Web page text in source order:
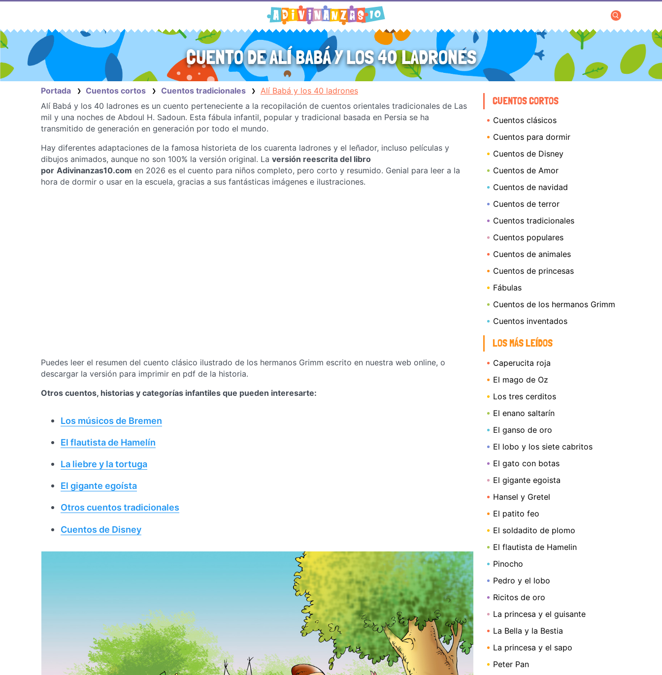
Saltar
CUENTOS CORTOS
Cuentos clásicos
Cuentos para dormir
Cuentos de Disney
Cuentos de Amor
Cuentos de navidad
Cuentos de terror
Cuentos tradicionales
Cuentos populares
Cuentos de animales
Cuentos de princesas
Fábulas
Cuentos de los hermanos Grimm
Cuentos inventados
LOS MÁS LEÍDOS
Caperucita roja
El mago de Oz
Los tres cerditos
El enano saltarín
El ganso de oro
El lobo y los siete cabritos
El gato con botas
El gigante egoista
Hansel y Gretel
El patito feo
El soldadito de plomo
El flautista de Hamelin
Pinocho
Pedro y el lobo
Ricitos de oro
La princesa y el guisante
La Bella y la Bestia
La princesa y el sapo
Peter Pan
CUENTO DE ALÍ BABÁ Y LOS 40 LADRONES
Portada ❯ Cuentos cortos ❯ Cuentos tradicionales ❯
Alí Babá y los 40 ladrones
Alí Babá y los 40 ladrones es un cuento perteneciente a la recopilación de cuentos orientales tradicionales de Las
mil y una noches de Abdoul H. Sadoun. Esta fábula infantil, popular y tradicional basada en Persia se ha
transmitido de generación en generación por todo el mundo.
Hay diferentes adaptaciones de la famosa historieta de los cuarenta ladrones y el leñador, incluso películas y
dibujos animados, aunque no son 100% la versión original. Laversión reescrita del libro
por Adivinanzas10.com en 2026 es el cuento para niños completo, pero corto y resumido. Genial para leer a la
hora de dormir o usar en la escuela, gracias a sus fantásticas imágenes e ilustraciones.
Puedes leer el resumen del cuento clásico ilustrado de los hermanos Grimm escrito en nuestra web online, o
descargar la versión para imprimir en pdf de la historia.
Otros cuentos, historias y categorías infantiles que pueden interesarte:
Los músicos de Bremen
El flautista de Hamelín
La liebre y la tortuga
El gigante egoísta
Otros cuentos tradicionales
Cuentos de Disney